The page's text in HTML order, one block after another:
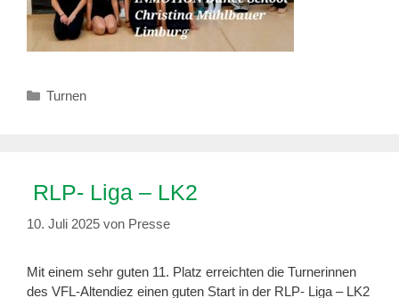
Kategorien
Turnen
RLP- Liga – LK2
10. Juli 2025 von Presse
Mit einem sehr guten 11. Platz erreichten die Turnerinnen
des VFL-Altendiez einen guten Start in der RLP- Liga – LK2